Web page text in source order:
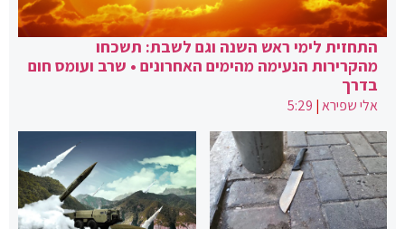
התחזית לימי ראש השנה וגם לשבת: תשכחו
מהקרירות הנעימה מהימים האחרונים • שרב ועומס חום
בדרך
אלי שפירא|
5:29